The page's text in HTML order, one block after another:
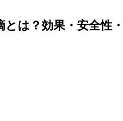
は？効果・安全性